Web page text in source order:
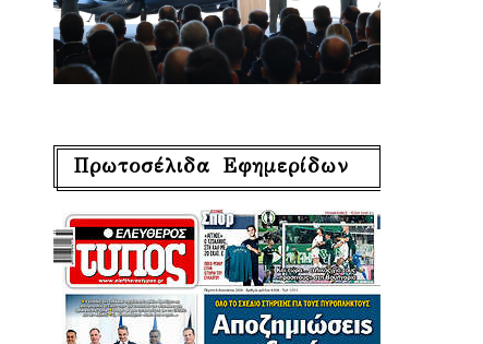
Πρωτοσέλιδα Εφημερίδων